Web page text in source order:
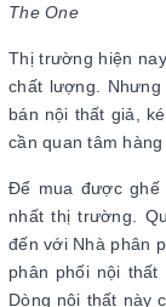
The One
Thị trường hiện
chất lượng.
bán nội thất giả,
cần quan tâm
Để mua được ghế
nhất thị trường.
đến với Nhà phân
phân phối nội thất
Dòng nội thất này